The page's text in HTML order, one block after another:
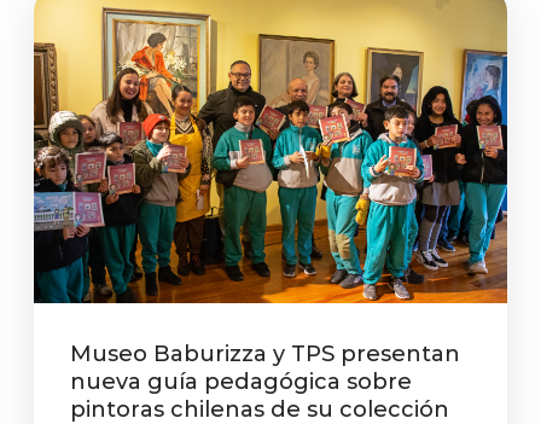
Museo Baburizza y TPS presentan
nueva guía pedagógica sobre
pintoras chilenas de su colección